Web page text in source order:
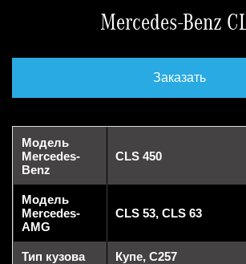
Mercedes-Benz
Заказать
Модель
Mercedes-
Benz
CLS 450
Модель
Mercedes-
AMG
CLS 53, CLS 63
Тип кузова Купе, C257